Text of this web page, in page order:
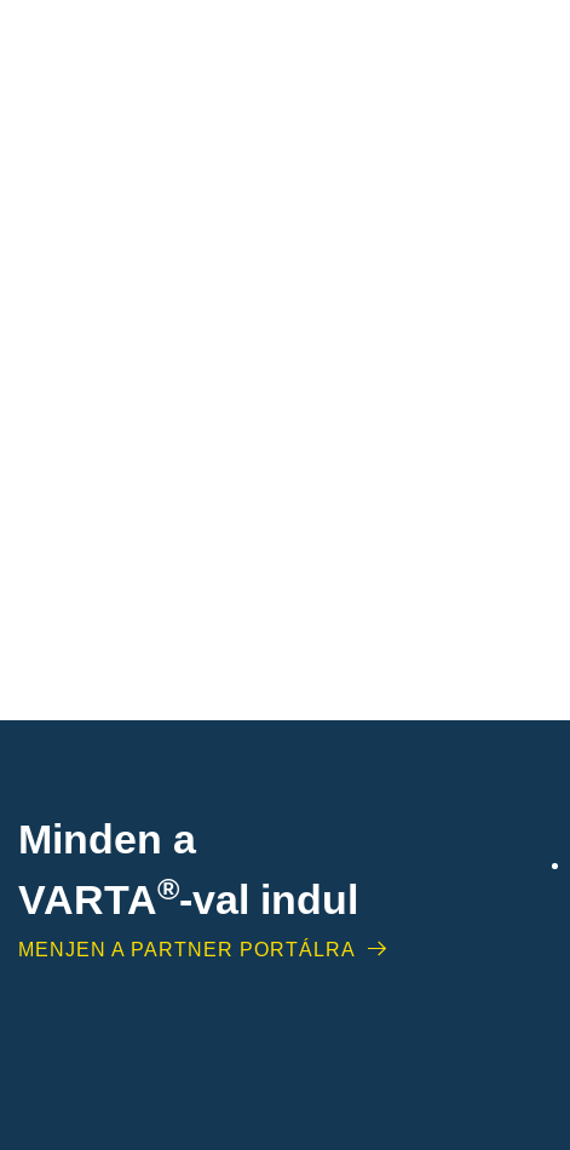
Minden a
VARTA®-val indul
MENJEN A PARTNER PORTÁLRA